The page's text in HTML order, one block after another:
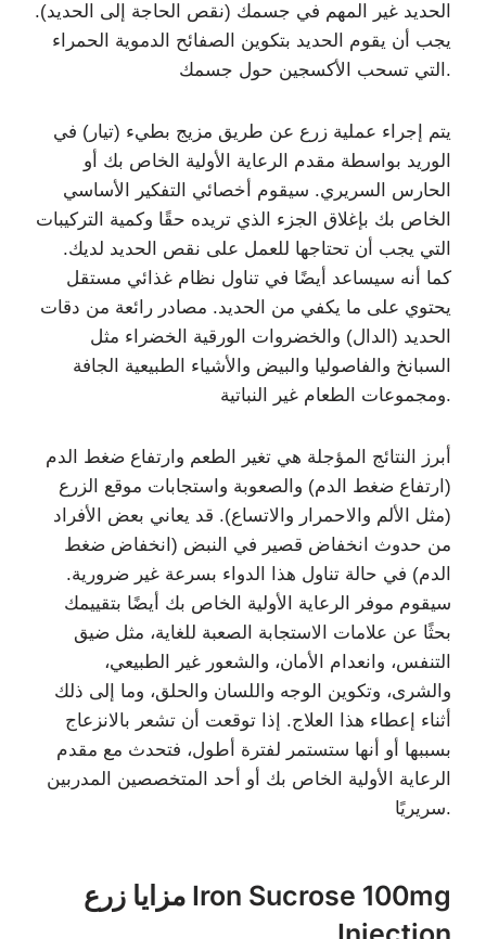
الحديد غير المهم في جسمك (نقص الحاجة إلى الحديد).
يجب أن يقوم الحديد بتكوين الصفائح الدموية الحمراء
التي تسحب الأكسجين حول جسمك.
يتم إجراء عملية زرع عن طريق مزيج بطيء (تيار) في
الوريد بواسطة مقدم الرعاية الأولية الخاص بك أو
الحارس السريري. سيقوم أخصائي التفكير الأساسي
الخاص بك بإغلاق الجزء الذي تريده حقًا وكمية التركيبات
التي يجب أن تحتاجها للعمل على نقص الحديد لديك.
كما أنه سيساعد أيضًا في تناول نظام غذائي مستقل
يحتوي على ما يكفي من الحديد. مصادر رائعة من دقات
الحديد (الدال) والخضروات الورقية الخضراء مثل
السبانخ والفاصوليا والبيض والأشياء الطبيعية الجافة
ومجموعات الطعام غير النباتية.
أبرز النتائج المؤجلة هي تغير الطعم وارتفاع ضغط الدم
(ارتفاع ضغط الدم) والصعوبة واستجابات موقع الزرع
(مثل الألم والاحمرار والاتساع). قد يعاني بعض الأفراد
من حدوث انخفاض قصير في النبض (انخفاض ضغط
الدم) في حالة تناول هذا الدواء بسرعة غير ضرورية.
سيقوم موفر الرعاية الأولية الخاص بك أيضًا بتقييمك
بحثًا عن علامات الاستجابة الصعبة للغاية، مثل ضيق
التنفس، وانعدام الأمان، والشعور غير الطبيعي،
والشرى، وتكوين الوجه واللسان والحلق، وما إلى ذلك
أثناء إعطاء هذا العلاج. إذا توقعت أن تشعر بالانزعاج
بسببها أو أنها ستستمر لفترة أطول، فتحدث مع مقدم
الرعاية الأولية الخاص بك أو أحد المتخصصين المدربين
سريريًا.
مزايا زرع Iron Sucrose 100mg